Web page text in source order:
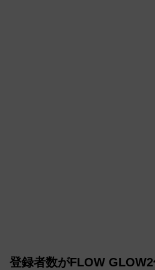
登録者数がFLOW